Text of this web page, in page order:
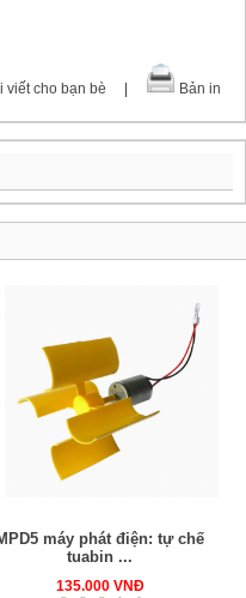
viết cho bạn bè Bản in
máy phát điện: tự chế
tuabin ...
135.000 VNĐ